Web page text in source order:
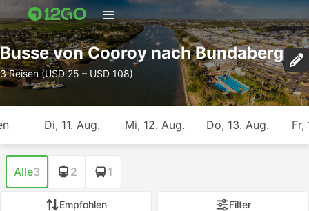
Busse von Cooroy nach Bundaberg
3 Reisen (USD 25 – USD 108)
Di, 11. Aug. Mi, 12. Aug. Do, 13. Aug. Fr,
Alle3 2 1
Empfohlen Filter